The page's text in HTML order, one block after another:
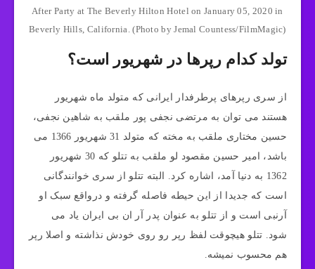
After Party at The Beverly Hilton Hotel on January 05, 2020 in
Beverly Hills, California. (Photo by Jemal Countess/FilmMagic)
تولد کدام رپرها در شهریور است؟
از سری رپرهای پرطرفدار ایرانی که متولد ماه شهریور
هستند می توان به مرتضی نجفی پور ملقب به شاهین نجفی،
حسین مختاری ملقب به مخته که متولد 31 شهریور 1366 می
باشد، امیر حسین مقصود لو ملقب به تتلو که 30 شهریور
1362 به دنیا آمد، اشاره کرد. البته تتلو از سری خوانندگانی
است که جدیدا از این حیطه فاصله گرفته و درواقع سبک او
آرنبی است و از تتلو به عنوان پدر آر ان بی ایران یاد می
شود. تتلو هیچوقت لفظ رپر رو روی خودش نذاشته و اصلا رپر
هم محسوب نمیشه.